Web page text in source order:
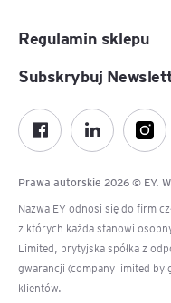
Regulamin sklepu
Prawa autorskie 2026 © EY.
Nazwa EY odnosi się do firm
z których każda stanowi
Limited, brytyjska spółka z
gwarancji (company limited by
klientów.
Subskrybuj